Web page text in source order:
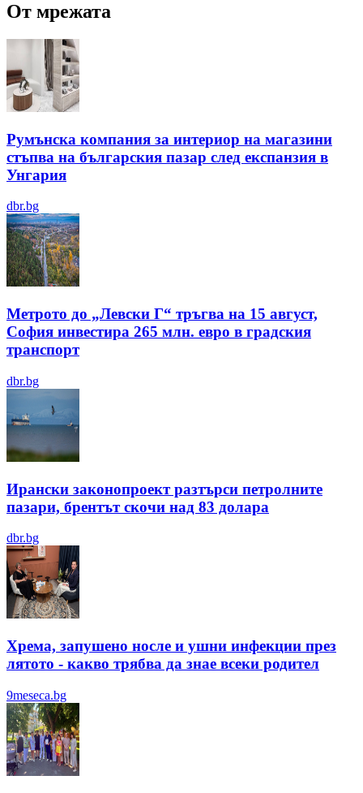
От мрежата
Румънска компания за интериор на магазини
стъпва на българския пазар след експанзия в
Унгария
dbr.bg
Метрото до „Левски Г“ тръгва на 15 август,
София инвестира 265 млн. евро в градския
транспорт
dbr.bg
Ирански законопроект разтърси петролните
пазари, брентът скочи над 83 долара
dbr.bg
Хрема, запушено носле и ушни инфекции през
лятотo - какво трябва да знае всеки родител
9meseca.bg